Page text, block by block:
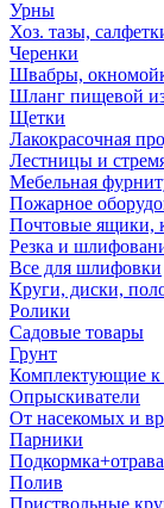
Урны
Хоз. тазы,
Черенки
Швабры,
Шланг пищевой
Щетки
Лакокрасочная
Лестницы и
Мебельная
Пожарное
Почтовые ящики,
Резка и
Все для шлифовки
Круги, диски,
Ролики
Садовые товары
Грунт
Комплектующие к
Опрыскиватели
От насекомых и
Парники
Подкормка+отрава
Полив
Приствольные